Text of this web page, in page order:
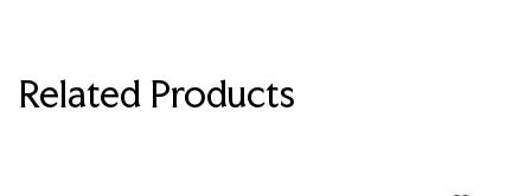
Related Products